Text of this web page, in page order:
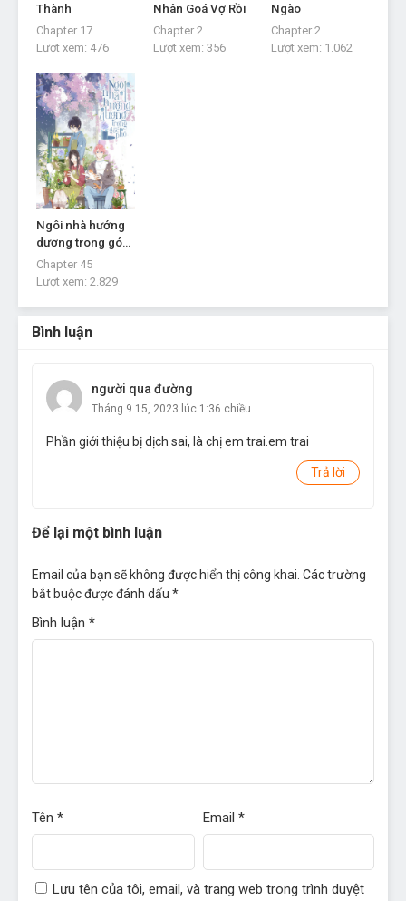
Tháng 9 24, 2022
Chapter 27- Chap 27
Chapter 26- Chap 26
Tháng 9 8, 2022
Chapter 25- Chap 25
Tháng 8 31, 2022
Chapter 24- Chap 24
Tháng 8 31, 2022
Chapter 23.5
Tháng 8 31, 2022
Tháng 8 31, 2022
Chapter 22
Tháng 8 31, 2022
Chapter 21
Tháng 8 31, 2022
Chapter 19- Chap 19
Chapter 18- Chap 18
Tháng 8 31, 2022
Tháng 8 30, 2022
Chapter 14
Tháng 8 30, 2022
Chapter 13- Chap 13
Tháng 8 30, 2022
Thành
Chapter 17
Lượt xem: 476
Nhân Goá Vợ Rồi
Chapter 2
Lượt xem: 356
Ngào
Chapter 2
Lượt xem: 1.062
Ngôi nhà hướng
dương trong góc
phố
Chapter 45
Lượt xem: 2.829
Bình luận
người qua đường
Tháng 9 15, 2023 lúc 1:36 chiều
Phần giới thiệu bị dịch sai, là chị em trai.em trai
Trả lời
Để lại một bình luận
Email của bạn sẽ không được hiển thị công khai. Các trường
bắt buộc được đánh dấu *
Bình luận *
Tên * Email *
Lưu tên của tôi, email, và trang web trong trình duyệt